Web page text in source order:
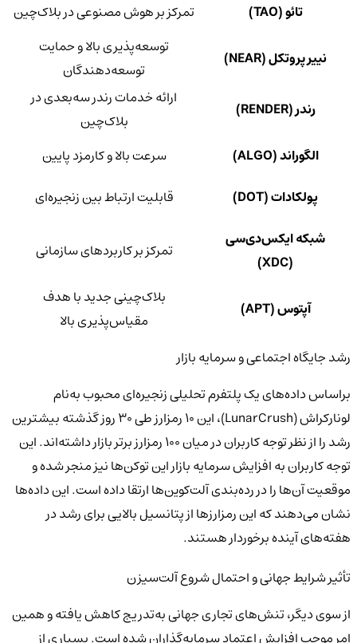
تائو (TAO)
تمرکز بر هوش مصنوعی در بلاک‌چین
نییر پروتکل (NEAR)
توسعه‌پذیری بالا و حمایت
توسعه‌دهندگان
رندر (RENDER)
ارائه خدمات رندر سه‌بعدی در
بلاک‌چین
الگوراند (ALGO)
سرعت بالا و کارمزد پایین
پولکادات (DOT)
قابلیت ارتباط بین زنجیره‌ای
شبکه ایکس‌دی‌سی
تمرکز بر کاربردهای سازمانی
آپتوس (APT)
بلاک‌چینی جدید با هدف
مقیاس‌پذیری بالا
رشد جایگاه اجتماعی و سرمایه بازار
براساس داده‌های یک پلتفرم تحلیلی زنجیره‌ای محبوب به‌نام
لونارکراش (LunarCrush)، این ۱۰ رمزارز طی ۳۰ روز گذشته بیشترین
رشد را از نظر توجه کاربران در میان ۱۰۰ رمزارز برتر بازار داشته‌اند. این
توجه کاربران به افزایش سرمایه بازار این توکن‌ها نیز منجر شده و
موقعیت آن‌ها را در رده‌بندی آلت‌کوین‌ها ارتقا داده است. این داده‌ها
نشان می‌دهند که این رمزارزها از پتانسیل بالایی برای رشد در
هفته‌های آینده برخوردار هستند.
تأثیر شرایط جهانی و احتمال شروع آلت‌سیزن
از سوی دیگر، تنش‌های تجاری جهانی به‌تدریج کاهش یافته و همین